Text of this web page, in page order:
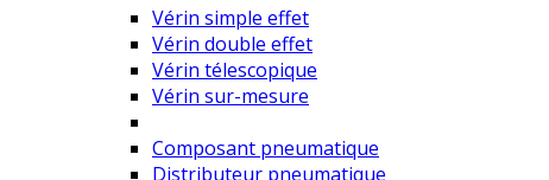
Vérin simple effet
Vérin double effet
Vérin télescopique
Vérin sur-mesure
Composant pneumatique
Distributeur pneumatique